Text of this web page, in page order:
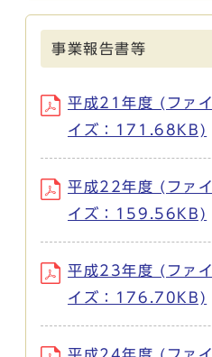
事業報告書等
平成21年度 (ファ
イズ：171.68KB)
平成22年度 (ファ
イズ：159.56KB)
平成23年度 (ファ
イズ：176.70KB)
平成24年度 (ファ